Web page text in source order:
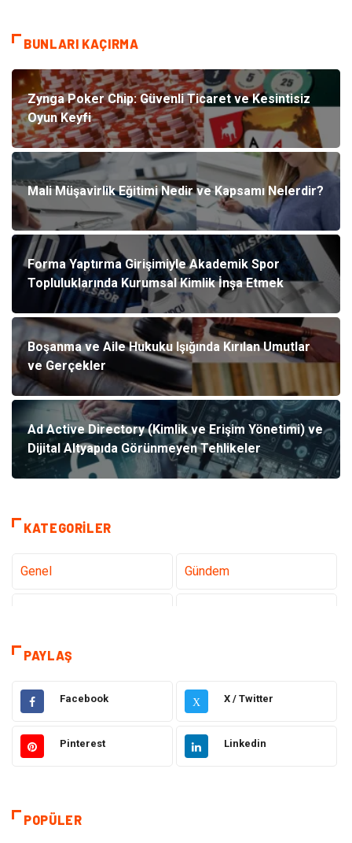
BUNLARI KAÇIRMA
Zynga Poker Chip: Güvenli Ticaret ve Kesintisiz
Oyun Keyfi
Mali Müşavirlik Eğitimi Nedir ve Kapsamı Nelerdir?
Forma Yaptırma Girişimiyle Akademik Spor
Topluluklarında Kurumsal Kimlik İnşa Etmek
Boşanma ve Aile Hukuku Işığında Kırılan Umutlar
ve Gerçekler
Ad Active Directory (Kimlik ve Erişim Yönetimi) ve
Dijital Altyapıda Görünmeyen Tehlikeler
KATEGORILER
Genel Gündem
Sağlık
Elektrik Elektronik Gıda
Giyim Ulaşım ve Taşımacılık
Alışveriş
PAYLAŞ
Facebook X X / Twitter
Pinterest Linkedin
POPÜLER